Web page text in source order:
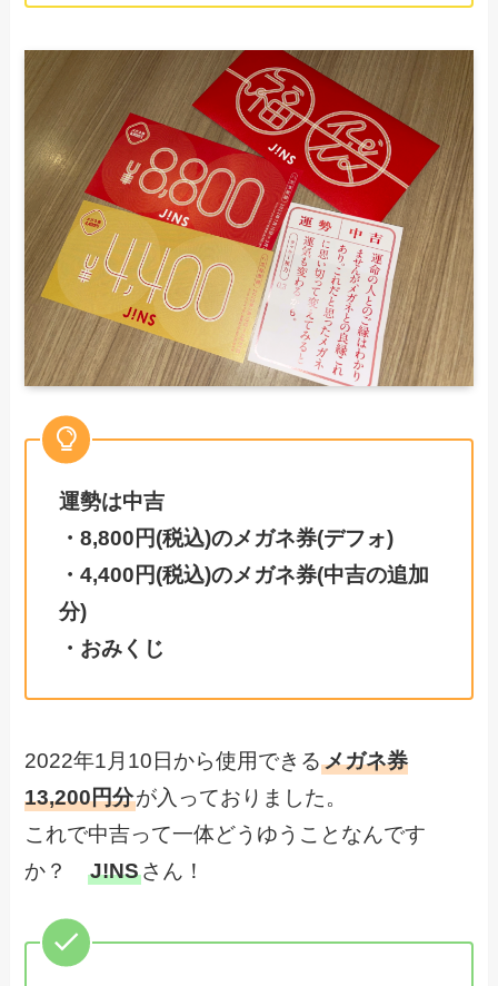
運勢は中吉
・8,800円(税込)のメガネ券(デフォ)
・4,400円(税込)のメガネ券(中吉の追加
分)
・おみくじ
2022年1月10日から使用できるメガネ券
13,200円分が入っておりました。
これで中吉って一体どうゆうことなんです
か？J!NSさん！